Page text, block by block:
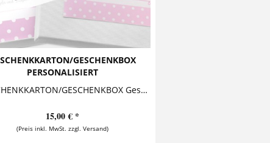
GESCHENKBOX
PERSONALISIERT
GESCHENKKARTON/GESCHENKBOX Geschenkkarton/Geschenkbox als Ergänzung zu einer Kette oder einem Armband. Mit diesem zusätzlichen Highlight wird das Schmuckstück zu einem ganz...
15,00 € *
(Preis inkl. MwSt. zzgl. Versand)